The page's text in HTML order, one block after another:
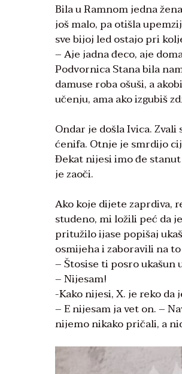
Bila u Ramnom jedna
još malo, pa otišla
sve bijoj led ostajo pri
– Aje jadna đeco, aje
Podvornica Stana bila
damuse roba ošuši, a
učenju, ama ako izgubiš
Ondar je došla Ivica.
ćenifa. Otnje je smrdijo
Đekat nijesi imo đe
je zaoči.
Ako koje dijete zaprdiva,
studeno, mi ložili peć da
pritužilo ijase popišaj
osmijeha i zaboravili na
– Štosise ti posro ukašun
– Nijesam!
-Kako nijesi, X. je reko da
– E nijesam ja vet on. –
nijemo nikako pričali, a